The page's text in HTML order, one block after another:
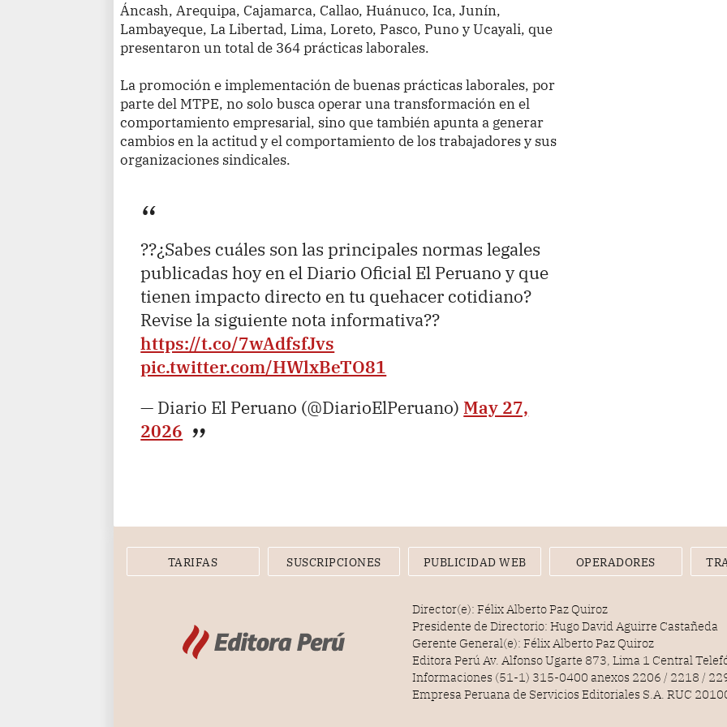
Áncash, Arequipa, Cajamarca, Callao, Huánuco, Ica, Junín,
Lambayeque, La Libertad, Lima, Loreto, Pasco, Puno y Ucayali, que
presentaron un total de 364 prácticas laborales.
La promoción e implementación de buenas prácticas laborales, por
parte del MTPE, no solo busca operar una transformación en el
comportamiento empresarial, sino que también apunta a generar
cambios en la actitud y el comportamiento de los trabajadores y sus
organizaciones sindicales.
??¿Sabes cuáles son las principales normas legales
publicadas hoy en el Diario Oficial El Peruano y que
tienen impacto directo en tu quehacer cotidiano?
Revise la siguiente nota informativa??
https://t.co/7wAdfsfJvs
pic.twitter.com/HWlxBeTO81
— Diario El Peruano (@DiarioElPeruano) May 27,
2026
TARIFAS SUSCRIPCIONES PUBLICIDAD WEB OPERADORES
Director(e): Félix Alberto Paz Quiroz
Presidente de Directorio: Hugo David Aguirre Castañeda
Gerente General(e): Félix Alberto Paz Quiroz
Editora Perú Av. Alfonso Ugarte 873, Lima 1 Central
Informaciones (51-1) 315-0400 anexos 2206 / 2218 /
Empresa Peruana de Servicios Editoriales S.A. RUC